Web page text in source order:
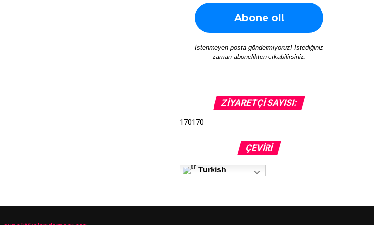
İstenmeyen posta göndermiyoruz! İstediğiniz
zaman abonelikten çıkabilirsiniz.
ZIYARETÇI SAYISI:
170170
ÇEVIRI
Turkish